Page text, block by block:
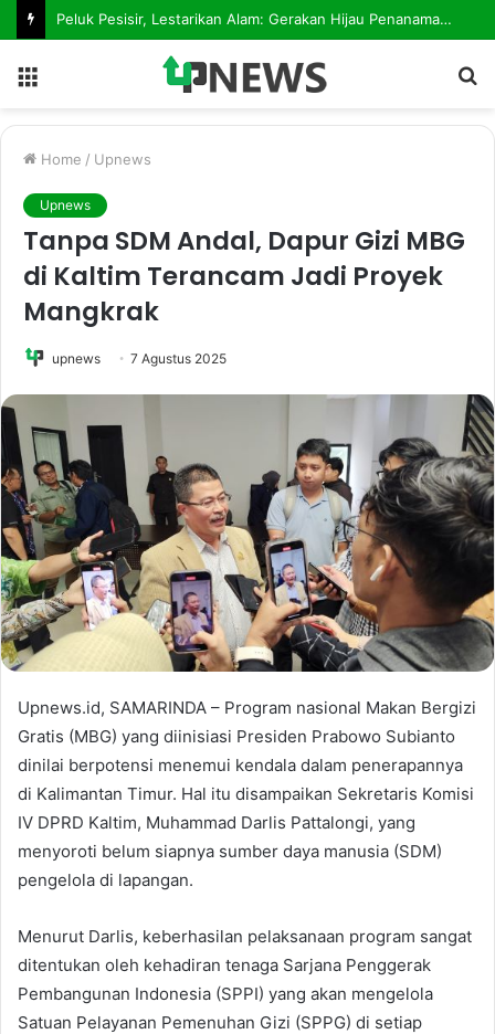
Peluk Pesisir, Lestarikan Alam: Gerakan Hijau Penanaman Mangrove Dimulai dari Teluk Lingga
Home / Upnews
Upnews
Tanpa SDM Andal, Dapur Gizi MBG
di Kaltim Terancam Jadi Proyek
Mangkrak
upnews 7 Agustus 2025
Upnews.id, SAMARINDA – Program nasional Makan Bergizi
Gratis (MBG) yang diinisiasi Presiden Prabowo Subianto
dinilai berpotensi menemui kendala dalam penerapannya
di Kalimantan Timur. Hal itu disampaikan Sekretaris Komisi
IV DPRD Kaltim, Muhammad Darlis Pattalongi, yang
menyoroti belum siapnya sumber daya manusia (SDM)
pengelola di lapangan.
Menurut Darlis, keberhasilan pelaksanaan program sangat
ditentukan oleh kehadiran tenaga Sarjana Penggerak
Pembangunan Indonesia (SPPI) yang akan mengelola
Satuan Pelayanan Pemenuhan Gizi (SPPG) di setiap